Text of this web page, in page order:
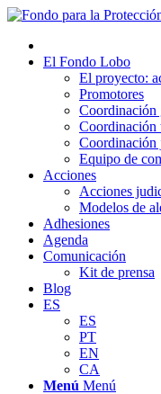
El Fondo Lobo
El proyecto:
Promotores
Coordinación
Coordinación
Coordinación
Equipo de
Acciones
Acciones
Modelos de
Adhesiones
Agenda
Comunicación
Kit de prensa
Blog
ES
ES
PT
EN
CA
Menú Menú